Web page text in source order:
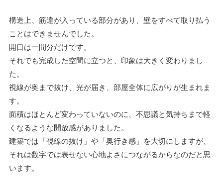
構造上、筋違が入っている部分があり、壁をすべて取り払う
ことはできませんでした。
開口は一間分だけです。
それでも完成した空間に立つと、印象は大きく変わりまし
た。
視線が奥まで抜け、光が届き、部屋全体に広がりが生まれま
す。
面積はほとんど変わっていないのに、不思議と気持ちまで軽
くなるような開放感がありました。
建築では「視線の抜け」や「奥行き感」を大切にしますが、
それは数字では表せない心地よさにつながるからなのだと思
います。